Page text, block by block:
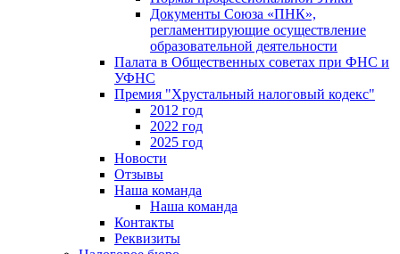
Документы Союза «ПНК»,
регламентирующие осуществление
образовательной деятельности
Палата в Общественных советах при ФНС и
УФНС
Премия "Хрустальный налоговый кодекс"
2012 год
2022 год
2025 год
Новости
Отзывы
Наша команда
Наша команда
Контакты
Реквизиты